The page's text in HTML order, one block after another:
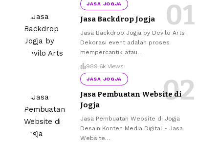
JASA JOGJA
Jasa Backdrop Jogja
Jasa Backdrop Jogja by Devilo Arts
Dekorasi event adalah proses
mempercantik atau…
989.6k Views
JASA JOGJA
Jasa Pembuatan Website di
Jogja
Jasa Pembuatan Website di Jogja
Desain Konten Media Digital - Jasa
Website…